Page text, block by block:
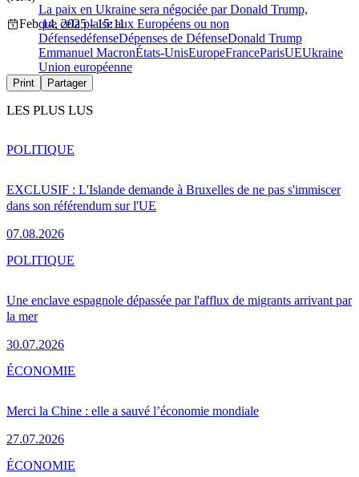
La paix en Ukraine sera négociée par Donald Trump,
que cela plaise aux Européens ou non
Feb 14, 2025 - 15:11
DéfensedéfenseDépenses de DéfenseDonald Trump
Emmanuel MacronÉtats-UnisEuropeFranceParisUEUkraine
Union européenne
Print Partager
LES PLUS LUS
EXCLUSIF : L'Islande demande à Bruxelles de ne pas s'immiscer
dans son référendum sur l'UE
07.08.2026
POLITIQUE
Une enclave espagnole dépassée par l'afflux de migrants arrivant par
la mer
30.07.2026
POLITIQUE
Merci la Chine : elle a sauvé l’économie mondiale
27.07.2026
ÉCONOMIE
ÉCONOMIE